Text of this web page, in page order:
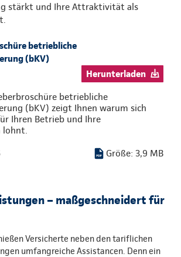
stärkt und Ihre Attraktivität als
betriebliche
(bKV)
Herunterladen
betriebliche
(bKV) zeigt Ihnen warum sich
Ihren Betrieb und Ihre
Größe: 3,9 MB
– maßgeschneidert für
Versicherte neben den tariflichen
umfangreiche Assistancen. Denn ein